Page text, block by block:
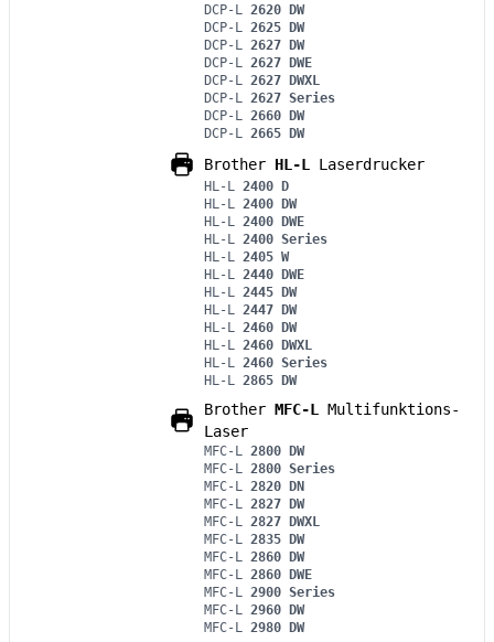
DCP-L
2620 DW
DCP-L
2625 DW
DCP-L
2627 DW
DCP-L
2627 DWE
DCP-L
2627 DWXL
DCP-L
2627 Series
DCP-L
2660 DW
DCP-L
2665 DW
Brother HL-L Laserdrucker
HL-L
2400 D
HL-L
2400 DW
HL-L
2400 DWE
HL-L
2400 Series
HL-L
2405 W
HL-L
2440 DWE
HL-L
2445 DW
HL-L
2447 DW
HL-L
2460 DW
HL-L
2460 DWXL
HL-L
2460 Series
HL-L
2865 DW
Brother MFC-L
Multifunktions-
Laser
MFC-L
2800 DW
MFC-L
2800 Series
MFC-L
2820 DN
MFC-L
2827 DW
MFC-L
2827 DWXL
MFC-L
2835 DW
MFC-L
2860 DW
MFC-L
2860 DWE
MFC-L
2900 Series
MFC-L
2960 DW
MFC-L
2980 DW